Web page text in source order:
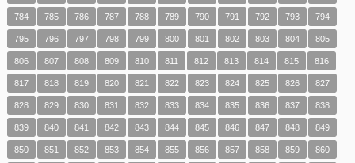
784 785 786 787 788 789 790 791 792 793 794
795 796 797 798 799 800 801 802 803 804 805
806 807 808 809 810 811 812 813 814 815 816
817 818 819 820 821 822 823 824 825 826 827
828 829 830 831 832 833 834 835 836 837 838
839 840 841 842 843 844 845 846 847 848 849
850 851 852 853 854 855 856 857 858 859 860